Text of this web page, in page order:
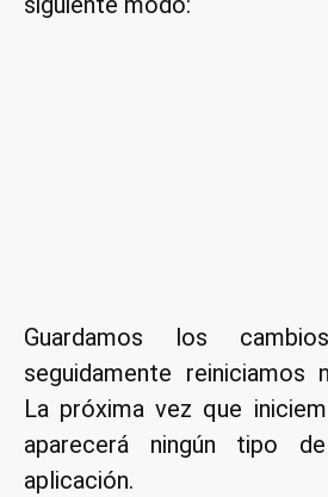
Guardamos los
seguidamente reiniciamos
La próxima vez que
aparecerá ningún tipo
aplicación.